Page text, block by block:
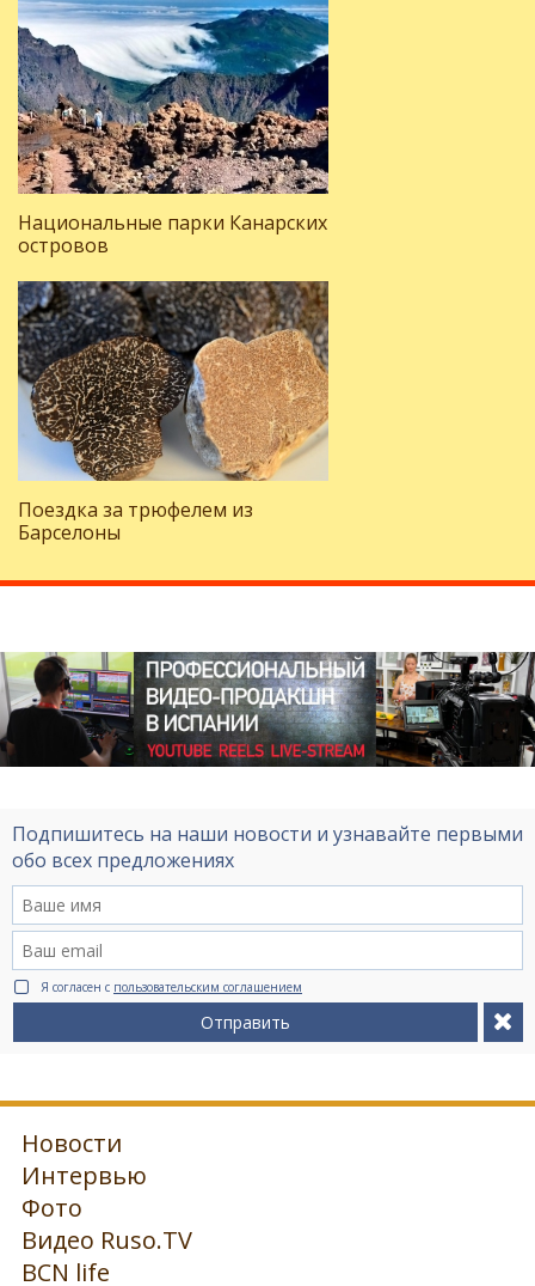
Национальные парки Канарских
островов
Поездка за трюфелем из
Барселоны
Подпишитесь на наши новости и узнавайте первыми
обо всех предложениях
Я согласен с пользовательским соглашением
Отправить
Новости
Интервью
Фото
Видео Ruso.TV
BCN life